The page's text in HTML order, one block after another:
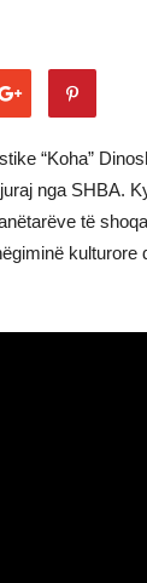
“Koha”
nga SHBA.
të
kulturore